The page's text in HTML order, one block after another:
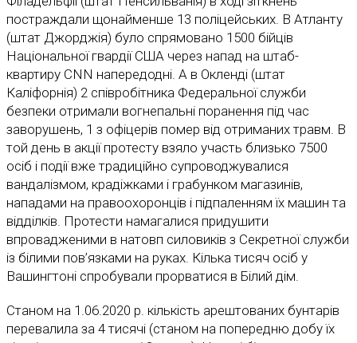
постраждали щонайменше 13 поліцейських. В Атланту
(штат Джорджія) було спрямовано 1500 бійців
Національної гвардії США через напад на штаб-
квартиру CNN напередодні. А в Окленді (штат
Каліфорнія) 2 співробітника Федеральної служби
безпеки отримали вогнепальні поранення під час
заворушень, 1 з офіцерів помер від отриманих травм. В
той день в акції протесту взяло участь близько 7500
осіб і події вже традиційно супроводжувалися
вандалізмом, крадіжками і грабунком магазинів,
нападами на правоохоронців і підпаленням їх машин та
відділків. Протести намагалися придушити
впровадженими в натовп силовиків з Секретної служби
із білими пов’язками на руках. Кілька тисяч осіб у
Вашингтоні спробували прорватися в Білий дім.
Станом на 1.06.2020 р. кількість арештованих бунтарів
перевалила за 4 тисячі (станом на попередню добу їх